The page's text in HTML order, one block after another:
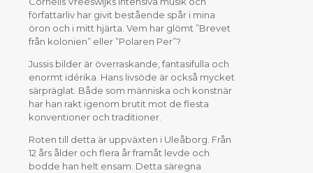
författarliv har givit bestående spår i mina
öron och i mitt hjärta. Vem har glömt ”Brevet
från kolonien” eller ”Polaren Per”?
Jussis bilder är överraskande, fantasifulla och
enormt idérika. Hans livsöde är också mycket
särpräglat. Både som människa och konstnär
har han rakt igenom brutit mot de flesta
konventioner och traditioner.
Roten till detta är uppväxten i Uleåborg. Från
12 års ålder och flera år framåt levde och
bodde han helt ensam. Detta säregna